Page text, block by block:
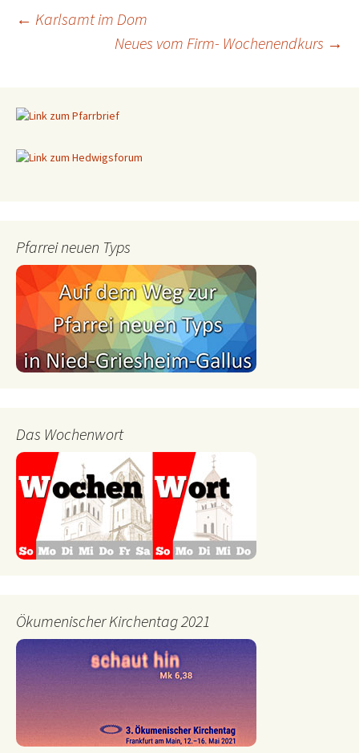
Beitragsnavigation
← Karlsamt im Dom
Neues vom Firm- Wochenendkurs →
Pfarrei neuen Typs
Das Wochenwort
Ökumenischer Kirchentag 2021